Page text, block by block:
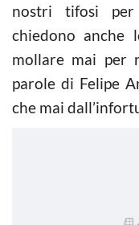
nostri tifosi per
chiedono anche
mollare mai per
parole di Felipe
che mai